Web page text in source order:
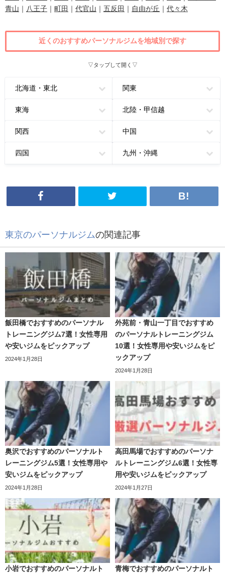
青山
八王子 町田 代官山 五反田 自由が丘 代々木
近くのおすすめパーソナルジムを地域別で探す
▽タップして開く▽
北海道・東北 関東
東海 北陸・甲信越
関西 中国
四国 九州・沖縄
東京のパーソナルジムの関連記事
飯田橋でおすすめのパーソナル
トレーニングジム7選！女性専用
や安いジムをピックアップ
2024年1月28日
外苑前・青山一丁目でおすすめ
のパーソナルトレーニングジム
10選！女性専用や安いジムをピ
ックアップ
2024年1月28日
奥沢でおすすめのパーソナルト
レーニングジム5選！女性専用や
安いジムをピックアップ
2024年1月28日
高田馬場でおすすめのパーソナ
ルトレーニングジム6選！女性専
用や安いジムをピックアップ
2024年1月27日
小岩でおすすめのパーソナルト
青梅でおすすめのパーソナルト